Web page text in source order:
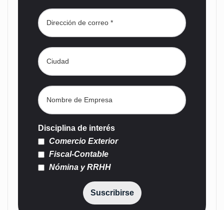
Disciplina de interés
Comercio Exterior
Fiscal-Contable
Nómina y RRHH
Suscribirse